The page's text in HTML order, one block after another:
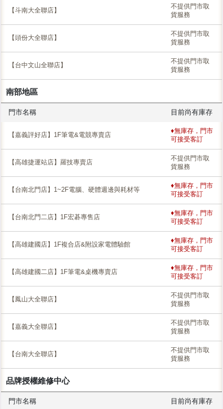
【斗南大全聯店】
不提供門市取
貨服務
【頭份大全聯店】
不提供門市取
貨服務
【台中文山全聯店】
不提供門市取
貨服務
南部地區
門市名稱 目前尚有庫存
【嘉義評好店】1F筆電&電競專賣店
♦無庫存，門市
可接受客訂
【高雄捷運站店】羅技專賣店
不提供門市取
貨服務
【台南北門店】1~2F電腦、硬體週邊與耗材等
♦無庫存，門市
可接受客訂
【台南北門二店】1F宏碁專售店
♦無庫存，門市
可接受客訂
【高雄建國店】1F複合店&附設家電體驗館
♦無庫存，門市
可接受客訂
【高雄建國二店】1F筆電&桌機專賣店
♦無庫存，門市
可接受客訂
【鳳山大全聯店】
不提供門市取
貨服務
【嘉義大全聯店】
不提供門市取
貨服務
【台南大全聯店】
不提供門市取
貨服務
品牌授權維修中心
門市名稱 目前尚有庫存